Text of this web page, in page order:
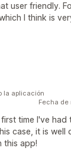
user friendly.
I think is
Fecha de
time I've
case, it is well
this app!
la aplicación